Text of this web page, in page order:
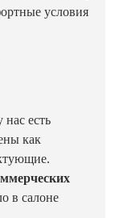
условия
есть
как
в салоне